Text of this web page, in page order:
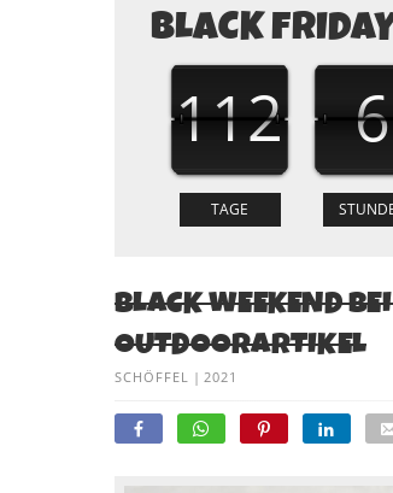
BLACK
112 6
BLACK WEEKEND
OUTDOORARTIKEL
SCHÖFFEL | 2021